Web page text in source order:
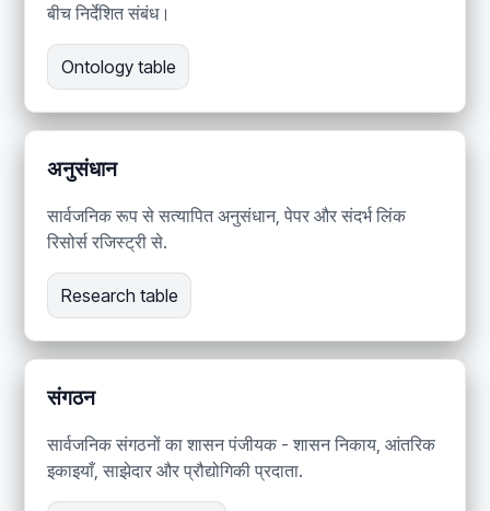
बीच निर्देशित संबंध।
Ontology table
अनुसंधान
सार्वजनिक रूप से सत्यापित अनुसंधान, पेपर और संदर्भ लिंक
रिसोर्स रजिस्ट्री से.
Research table
संगठन
सार्वजनिक संगठनों का शासन पंजीयक - शासन निकाय, आंतरिक
इकाइयाँ, साझेदार और प्रौद्योगिकी प्रदाता.